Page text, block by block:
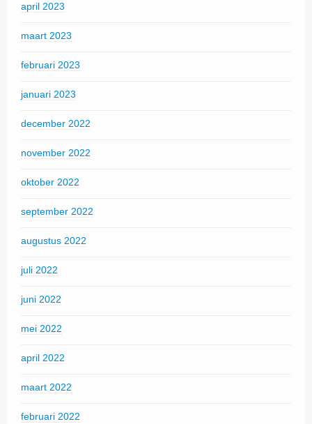
april 2023
maart 2023
februari 2023
januari 2023
december 2022
november 2022
oktober 2022
september 2022
augustus 2022
juli 2022
juni 2022
mei 2022
april 2022
maart 2022
februari 2022